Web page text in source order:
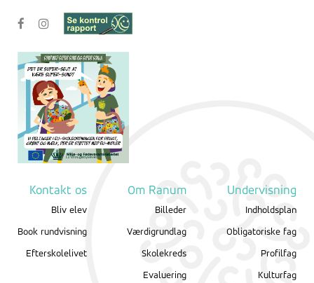
Kontakt os
Bliv elev
Book rundvisning
Efterskolelivet
Om Ranum
Billeder
Værdigrundlag
Skolekreds
Evaluering
Undervisning
Indholdsplan
Obligatoriske fag
Profilfag
Kulturfag